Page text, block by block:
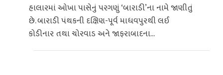
હાલારમાં ઓખા પાસેનું પરગણું ‘બારાડી’ના નામે જાણીતું
છે. બારાડી પંથકની દક્ષિણ-પૂર્વ માધવપુરથી લઈ
કોડીનાર તથા ચોરવાડ અને જાફરાબાદના...